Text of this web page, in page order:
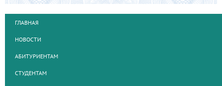
ГЛАВНАЯ
НОВОСТИ
АБИТУРИЕНТАМ
СТУДЕНТАМ